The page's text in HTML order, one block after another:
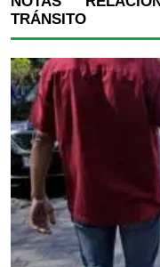
TRÁNSITO